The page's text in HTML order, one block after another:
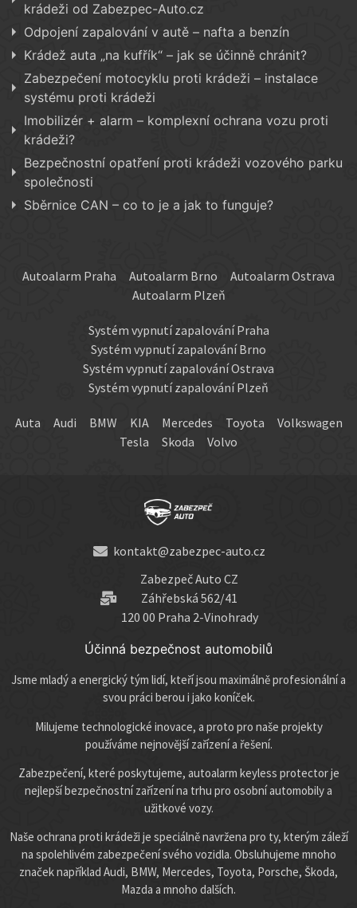
krádeži od Zabezpec-Auto.cz
Odpojení zapalování v autě – nafta a benzín
Krádež auta „na kufřík“ – jak se účinně chránit?
Zabezpečení motocyklu proti krádeži – instalace
systému proti krádeži
Imobilizér + alarm – komplexní ochrana vozu proti
krádeži?
Bezpečnostní opatření proti krádeži vozového parku
společnosti
Sběrnice CAN – co to je a jak to funguje?
Autoalarm Praha Autoalarm Brno
Autoalarm Ostrava
Autoalarm Plzeň
Systém vypnutí zapalování Praha
Systém vypnutí zapalování Brno
Systém vypnutí zapalování Ostrava
Systém vypnutí zapalování Plzeň
Auta Audi BMW KIA Mercedes Toyota
Volkswagen
Tesla
Skoda Volvo
kontakt@zabezpec-auto.cz
Zabezpeč Auto CZ
Záhřebská 562/41
120 00 Praha 2-Vinohrady
Účinná bezpečnost automobilů
Jsme mladý a energický tým lidí, kteří jsou maximálně profesionální a
svou práci berou i jako koníček.
Milujeme technologické inovace, a proto pro naše projekty
používáme nejnovější zařízení a řešení.
Zabezpečení, které poskytujeme, autoalarm keyless protector je
nejlepší bezpečnostní zařízení na trhu pro osobní automobily a
užitkové vozy.
Naše ochrana proti krádeži je speciálně navržena pro ty, kterým záleží
na spolehlivém zabezpečení svého vozidla. Obsluhujeme mnoho
značek například Audi, BMW, Mercedes, Toyota, Porsche, Škoda,
Mazda a mnoho dalších.